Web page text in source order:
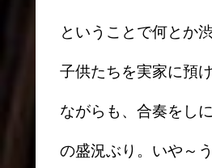
ということで何とか
子供たちを実家に預
ながらも、合奏をし
の盛況ぶり。いや～